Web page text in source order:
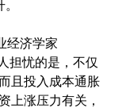
经济学家
担忧的是，不仅
且投入成本通胀
上涨压力有关，